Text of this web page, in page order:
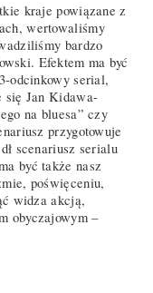
kraje powiązane z
wertowaliśmy
bardzo
Efektem ma być
odcinkowy serial,
się Jan Kidawa-
na bluesa” czy
przygotowuje
scenariusz serialu
być także nasz
poświęceniu,
widza akcją,
obyczajowym –